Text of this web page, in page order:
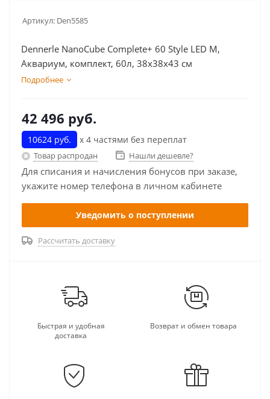
Артикул: Den5585
Dennerle NanoCube Complete+ 60 Style LED M,
Аквариум, комплект, 60л, 38х38х43 см
Подробнее
42 496 руб.
10624 руб. х 4 частями без переплат
Товар распродан Нашли дешевле?
Для списания и начисления бонусов при заказе,
укажите номер телефона в личном кабинете
Уведомить о поступлении
Рассчитать доставку
Быстрая и удобная
доставка
Возврат и обмен товара